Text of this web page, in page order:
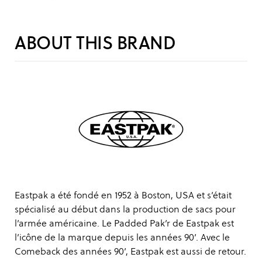
ABOUT THIS BRAND
Eastpak a été fondé en 1952 à Boston, USA et s’était
spécialisé au début dans la production de sacs pour
l’armée américaine. Le Padded Pak’r de Eastpak est
l’icône de la marque depuis les années 90’. Avec le
Comeback des années 90’, Eastpak est aussi de retour.